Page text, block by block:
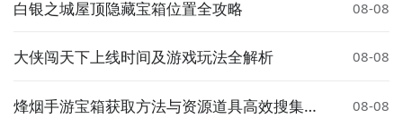
白银之城屋顶隐藏宝箱位置全攻略 08-08
大侠闯天下上线时间及游戏玩法全解析 08-08
烽烟手游宝箱获取方法与资源道具高效搜集攻
08-08